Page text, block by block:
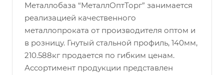
Металлобаза “МеталлОптТорг” занимается
реализацией качественного
металлопроката от производителя оптом и
в розницу. Гнутый стальной профиль, 140мм,
210.588кг продается по гибким ценам.
Ассортимент продукции представлен